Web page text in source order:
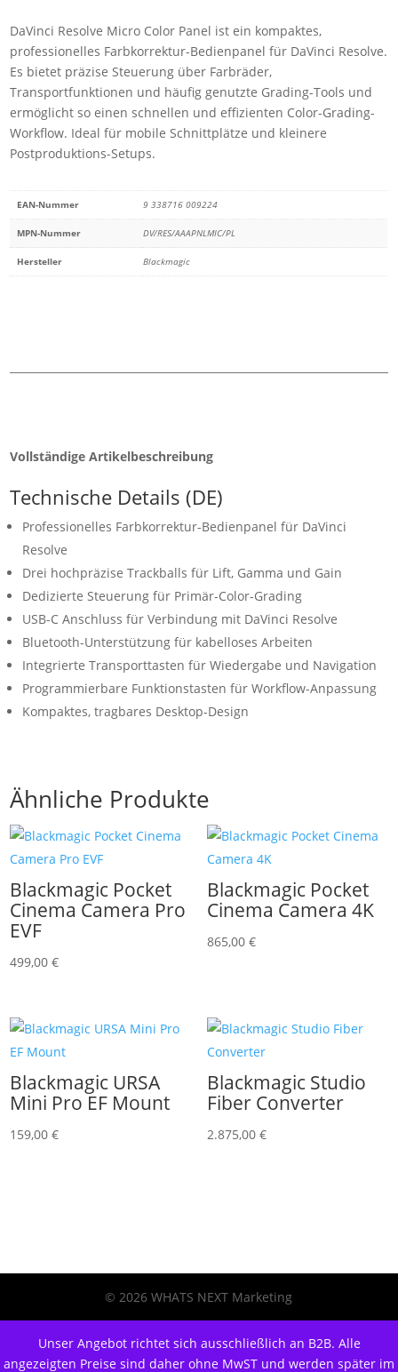
Unser Angebot richtet sich ausschließlich an B2B. Alle
angezeigten Preise sind daher ohne MwST und werden später im
Color
Panel
(PL)
Menge
DaVinci Resolve Micro Color Panel ist ein kompaktes,
professionelles Farbkorrektur-Bedienpanel für DaVinci Resolve.
Es bietet präzise Steuerung über Farbräder,
Transportfunktionen und häufig genutzte Grading-Tools und
ermöglicht so einen schnellen und effizienten Color-Grading-
Workflow. Ideal für mobile Schnittplätze und kleinere
Postproduktions-Setups.
EAN-Nummer 9 338716 009224
MPN-Nummer DV/RES/AAAPNLMIC/PL
Hersteller Blackmagic
Vollständige Artikelbeschreibung
Technische Details (DE)
Professionelles Farbkorrektur-Bedienpanel für DaVinci
Resolve
Drei hochpräzise Trackballs für Lift, Gamma und Gain
Dedizierte Steuerung für Primär-Color-Grading
USB-C Anschluss für Verbindung mit DaVinci Resolve
Bluetooth-Unterstützung für kabelloses Arbeiten
Integrierte Transporttasten für Wiedergabe und Navigation
Programmierbare Funktionstasten für Workflow-Anpassung
Kompaktes, tragbares Desktop-Design
Ähnliche Produkte
Blackmagic Pocket
Cinema Camera Pro
EVF
499,00€
Blackmagic Pocket
Cinema Camera 4K
865,00 €
Blackmagic URSA
Mini Pro EF Mount
159,00€
Blackmagic Studio
Fiber Converter
2.875,00 €
© 2026 WHATS NEXT Marketing